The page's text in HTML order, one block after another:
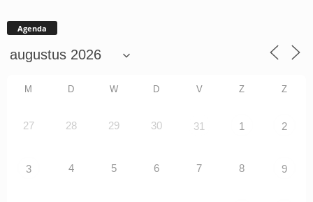
Agenda
M D W D V Z Z
27 28 29 30 31 1 2
3 4 5 6 7 8 9